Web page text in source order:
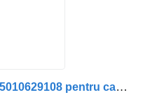
Cilindru hidraulic 5010629264.5010629108 pentru camion Renault Magnum DXI